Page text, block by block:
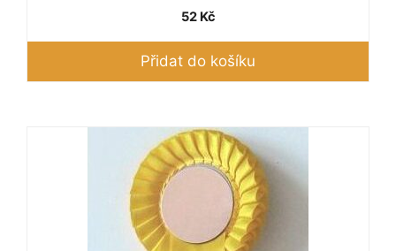
52 Kč
Přidat do košíku